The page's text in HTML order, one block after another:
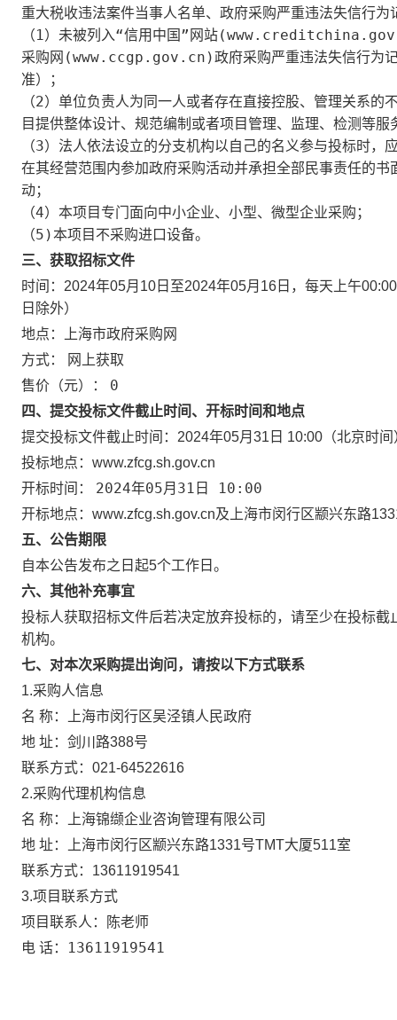
重大税收违法案件当事人名单、政府采购严重违法失信行为
（1）未被列入“信用中国”网站
采购网(www.ccgp.gov.cn)政府采购严重违法失信行为记
准）；
（2）单位负责人为同一人或者存在直接控股、管理关系
目提供整体设计、规范编制或者项目管理、监理、检测等
（3）法人依法设立的分支机构以自己的名义参与投标时
在其经营范围内参加政府采购活动并承担全部民事责任的
动；
（4）本项目专门面向中小企业、小型、微型企业采购；
（5)本项目不采购进口设备。
三、获取招标文件
时间： 2024年05月10日 至2024年05月16日 ，每天上午
日除外）
地点：
上海市政府采购网
方式：
网上获取
售价（元）： 0
四、提交投标文件截止时间、开标时间和地点
提交投标文件截止时间： 2024年05月31日 10:00 （北京时
投标地点： www.zfcg.sh.gov.cn
开标时间： 2024年05月31日 10:00
开标地点： www.zfcg.sh.gov.cn及上海市闵行区颛兴东路
五、公告期限
自本公告发布之日起5个工作日。
六、其他补充事宜
投标人获取招标文件后若决定放弃投标的，请至少在投标
机构。
七、对本次采购提出询问，请按以下方式联系
1.采购人信息
名 称： 上海市闵行区吴泾镇人民政府
地 址： 剑川路388号
联系方式： 021-64522616
2.采购代理机构信息
名 称：
上海锦缬企业咨询管理有限公司
地 址：
上海市闵行区颛兴东路1331号TMT大厦511室
联系方式： 13611919541
3.项目联系方式
项目联系人：
陈老师
电 话： 13611919541